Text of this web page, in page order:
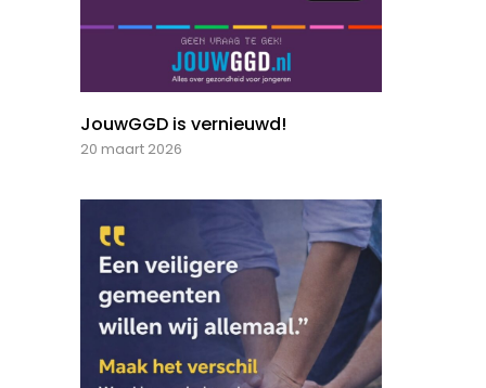
JouwGGD is vernieuwd!
20 maart 2026